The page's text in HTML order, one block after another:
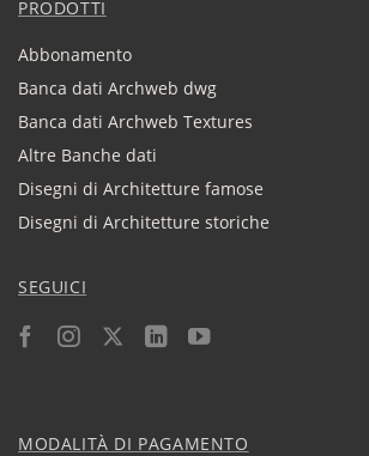
PRODOTTI
Abbonamento
Banca dati Archweb dwg
Banca dati Archweb Textures
Altre Banche dati
Disegni di Architetture famose
Disegni di Architetture storiche
SEGUICI
MODALITÀ DI PAGAMENTO